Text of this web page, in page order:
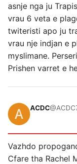
asnje nga ju
vrau 6 veta e
twiteristi apo ju
vrau nje indjan e
myslimane.
Prishen varret e
ACDC@ACDC
Vazhdo
Cfare tha Rachel